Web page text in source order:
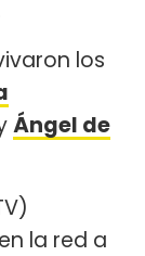
los
Ángel de
la red a